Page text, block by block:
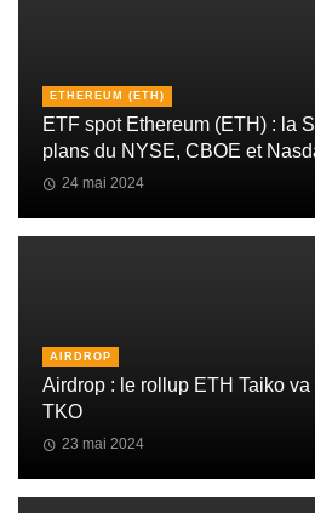
ETHEREUM (ETH)
ETF spot Ethereum (ETH) : la
plans du NYSE, CBOE et
24 mai 2024
AIRDROP
Airdrop : le rollup ETH Taiko
TKO
23 mai 2024